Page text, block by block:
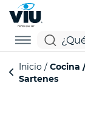
Inicio Cocina
Sartenes